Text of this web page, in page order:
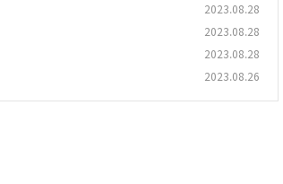
2023.08.28
2023.08.28
2023.08.28
2023.08.26